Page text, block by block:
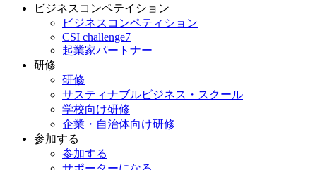
ビジネスコンペテイション
ビジネスコンペティション
CSI challenge7
起業家パートナー
研修
研修
サスティナブルビジネス・スクール
学校向け研修
企業・自治体向け研修
参加する
参加する